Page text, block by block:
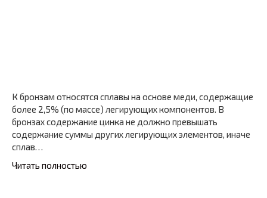
К бронзам относятся сплавы на основе меди, содержащие
более 2,5% (по массе) легирующих компонентов. В
бронзах содержание цинка не должно превышать
содержание суммы других легирующих элементов, иначе
сплав…
Читать полностью